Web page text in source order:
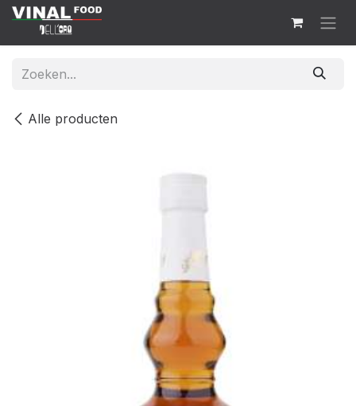
Overslaan naar inhoud
Alle producten